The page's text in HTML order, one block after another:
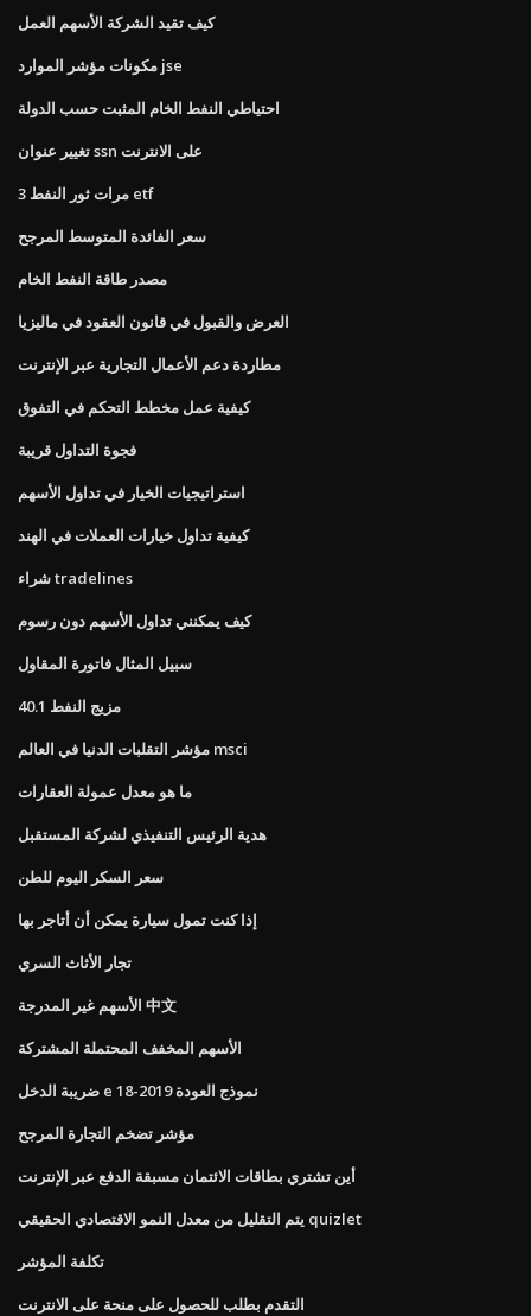
كيف تقيد الشركة الأسهم العمل
مكونات مؤشر الموارد jse
احتياطي النفط الخام المثبت حسب الدولة
تغيير عنوان ssn على الانترنت
3 مرات ثور النفط etf
سعر الفائدة المتوسط ​​المرجح
مصدر طاقة النفط الخام
العرض والقبول في قانون العقود في ماليزيا
مطاردة دعم الأعمال التجارية عبر الإنترنت
كيفية عمل مخطط التحكم في التفوق
فجوة التداول قريبة
استراتيجيات الخيار في تداول الأسهم
كيفية تداول خيارات العملات في الهند
شراء tradelines
كيف يمكنني تداول الأسهم دون رسوم
سبيل المثال فاتورة المقاول
40.1 مزيج النفط
مؤشر التقلبات الدنيا في العالم msci
ما هو معدل عمولة العقارات
هدية الرئيس التنفيذي لشركة المستقبل
سعر السكر اليوم للطن
إذا كنت تمول سيارة يمكن أن أتاجر بها
تجار الأثاث السري
الأسهم غير المدرجة 中文
الأسهم المخفف المحتملة المشتركة
ضريبة الدخل e نموذج العودة 2019-18
مؤشر تضخم التجارة المرجح
أين تشتري بطاقات الائتمان مسبقة الدفع عبر الإنترنت
يتم التقليل من معدل النمو الاقتصادي الحقيقي quizlet
تكلفة المؤشر
التقدم بطلب للحصول على منحة على الانترنت